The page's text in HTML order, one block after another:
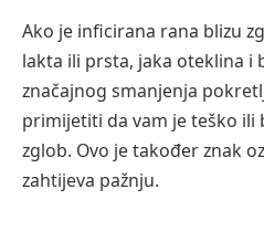
Ako je inficirana rana blizu
lakta ili prsta, jaka oteklina i
značajnog smanjenja
primijetiti da vam je teško ili
zglob. Ovo je također znak
zahtijeva pažnju.